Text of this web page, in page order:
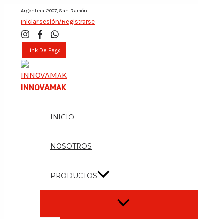
content
Argentina 2007, San Ramón
Iniciar sesión/Registrarse
Link De Pago
INNOVAMAK
INICIO
NOSOTROS
PRODUCTOS
Menu